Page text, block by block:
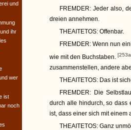
FREMDER: Jeder also,
dreien annehmen.
THEAITETOS: Offenbar.
FREMDER: Wenn nun
wie mit den Buchstaben.
zusammenstellen, andere
THEAITETOS: Das ist
FREMDER: Die
durch alle hindurch, so dass
ist, dass einer sich mit einem
THEAITETOS: Ganz
und
ihr
wer
ist
noch